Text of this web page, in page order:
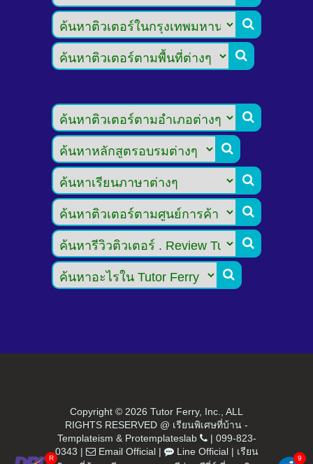








Copyright © 2026 Tutor Ferry, Inc., ALL
RIGHTS RESERVED @ เรียนพิเศษที่บ้าน -
Templateism & Protemplateslab | 099-823-
0343 | Email Official| Line Official| เรียน